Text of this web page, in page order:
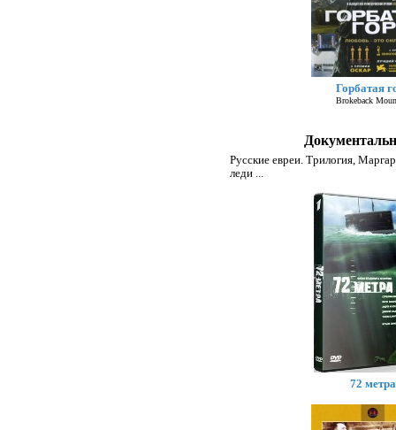
Горбатая
Brokeback
Русские евреи. Трилогия,
леди ...
72 метра